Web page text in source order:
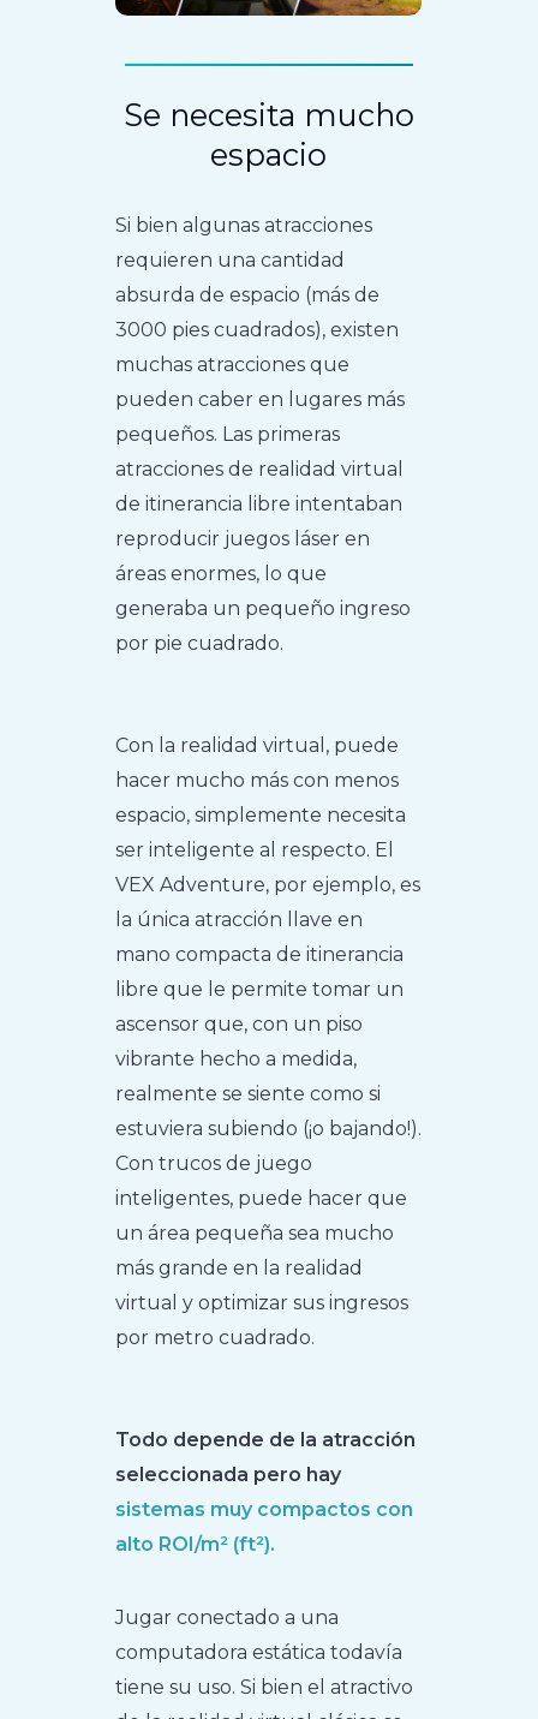
Se necesita mucho
espacio
Si bien algunas atracciones
requieren una cantidad
absurda de espacio (más de
3000 pies cuadrados), existen
muchas atracciones que
pueden caber en lugares más
pequeños. Las primeras
atracciones de realidad virtual
de itinerancia libre intentaban
reproducir juegos láser en
áreas enormes, lo que
generaba un pequeño ingreso
por pie cuadrado.
Con la realidad virtual, puede
hacer mucho más con menos
espacio, simplemente necesita
ser inteligente al respecto. El
VEX Adventure, por ejemplo, es
la única atracción llave en
mano compacta de itinerancia
libre que le permite tomar un
ascensor que, con un piso
vibrante hecho a medida,
realmente se siente como si
estuviera subiendo (¡o bajando!).
Con trucos de juego
inteligentes, puede hacer que
un área pequeña sea mucho
más grande en la realidad
virtual y optimizar sus ingresos
por metro cuadrado.
Todo depende de la atracción
seleccionada pero hay
sistemas muy compactos con
alto ROI/m² (ft²).
Jugar conectado a una
computadora estática todavía
tiene su uso. Si bien el atractivo